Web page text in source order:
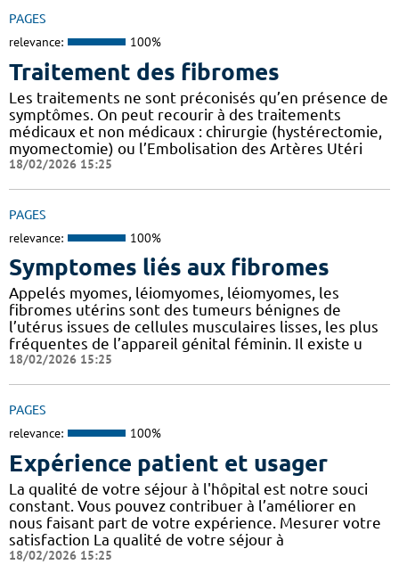
PAGES
relevance: 100%
Traitement des fibromes
Les traitements ne sont préconisés qu’en présence de
symptômes. On peut recourir à des traitements
médicaux et non médicaux : chirurgie (hystérectomie,
myomectomie) ou l’Embolisation des Artères Utéri
18/02/2026 15:25
PAGES
relevance: 100%
Symptomes liés aux fibromes
Appelés myomes, léiomyomes, léiomyomes, les
fibromes utérins sont des tumeurs bénignes de
l’utérus issues de cellules musculaires lisses, les plus
fréquentes de l’appareil génital féminin. Il existe u
18/02/2026 15:25
PAGES
relevance: 100%
Expérience patient et usager
La qualité de votre séjour à l'hôpital est notre souci
constant. Vous pouvez contribuer à l’améliorer en
nous faisant part de votre expérience. Mesurer votre
satisfaction La qualité de votre séjour à
18/02/2026 15:25